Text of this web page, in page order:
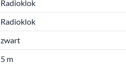
Radioklok
Radioklok
zwart
5 m